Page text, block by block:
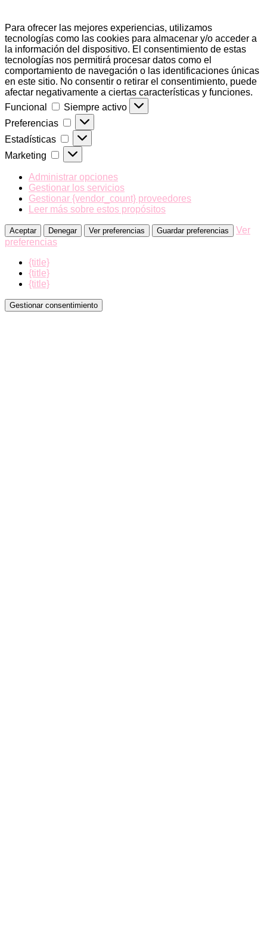
Para ofrecer las mejores experiencias, utilizamos
tecnologías como las cookies para almacenar y/o acceder a
la información del dispositivo. El consentimiento de estas
tecnologías nos permitirá procesar datos como el
comportamiento de navegación o las identificaciones únicas
en este sitio. No consentir o retirar el consentimiento, puede
afectar negativamente a ciertas características y funciones.
Funcional
Funcional
Siempre activo
Preferencias
Preferencias
Estadísticas Estadísticas
Marketing Marketing
Administrar opciones
Gestionar los servicios
Gestionar {vendor_count} proveedores
Leer más sobre estos propósitos
Aceptar Denegar Ver preferencias Guardar preferencias
Ver
preferencias
{title}
{title}
{title}
Gestionar consentimiento